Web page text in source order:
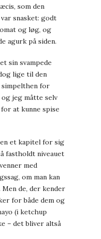
som den
snasket: godt
og løg, og
agurk på siden.
sin svampede
lige til den
for
jeg måtte selv
at kunne spise
et kapitel for sig
fastholdt niveauet
med
om man kan
de, der kender
for både dem og
(i ketchup
– det bliver altså